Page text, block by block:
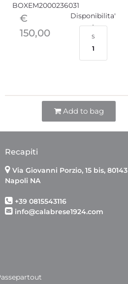
BOXEM2000236031
€
150,00
Disponibilita'
S
1
Add to bag
Recapiti
Via Giovanni Porzio, 15 bis, 80143
Napoli NA
+39 0815543116
info@calabrese1924.com